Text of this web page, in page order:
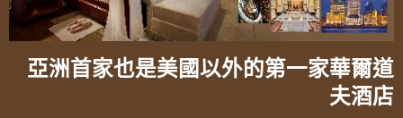
亞洲首家也是美國以外的第一家華爾道
夫酒店